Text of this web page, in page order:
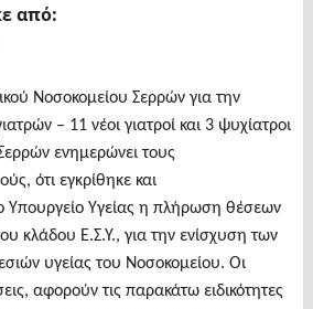
από:
Νοσοκομείου Σερρών για την
– 11 νέοι γιατροί και 3 ψυχίατροι
ενημερώνει τους
ότι εγκρίθηκε και
Υπουργείο Υγείας η πλήρωση θέσεων
κλάδου Ε.Σ.Υ., για την ενίσχυση των
υγείας του Νοσοκομείου. Οι
αφορούν τις παρακάτω ειδικότητες